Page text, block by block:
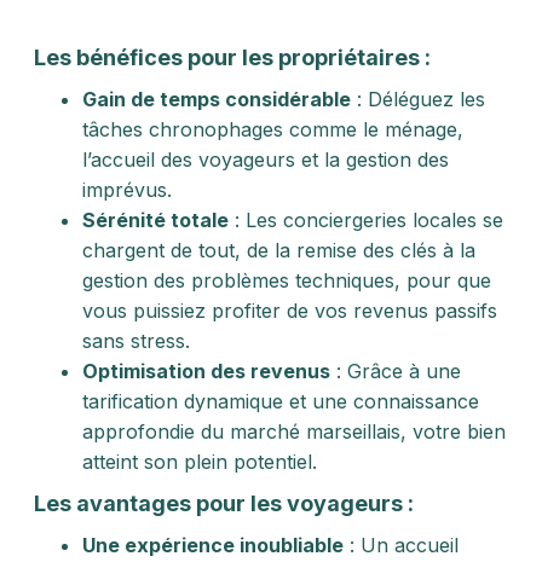
Les bénéfices pour les propriétaires :
Gain de temps considérable : Déléguez les
tâches chronophages comme le ménage,
l’accueil des voyageurs et la gestion des
imprévus.
Sérénité totale : Les conciergeries locales se
chargent de tout, de la remise des clés à la
gestion des problèmes techniques, pour que
vous puissiez profiter de vos revenus passifs
sans stress.
Optimisation des revenus : Grâce à une
tarification dynamique et une connaissance
approfondie du marché marseillais, votre bien
atteint son plein potentiel.
Les avantages pour les voyageurs :
Une expérience inoubliable : Un accueil